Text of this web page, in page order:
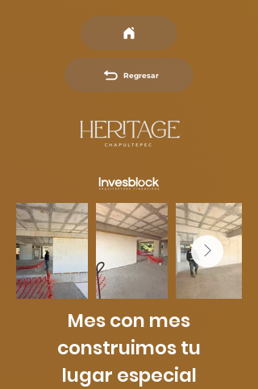
Regresar
Mes con mes
construimos tu
lugar especial